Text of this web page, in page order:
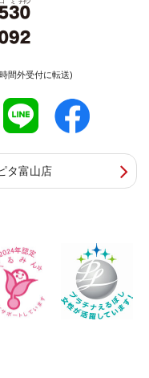
間外受付に転送)
タ富山店